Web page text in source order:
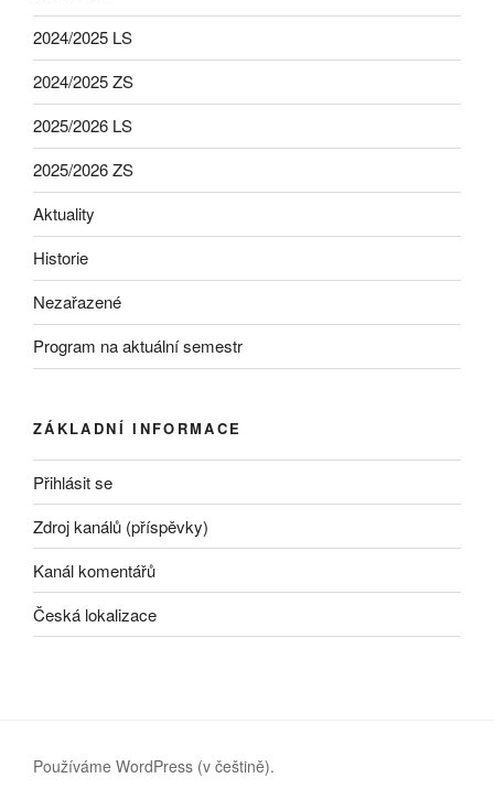
2024/2025 LS
2024/2025 ZS
2025/2026 LS
2025/2026 ZS
Aktuality
Historie
Nezařazené
Program na aktuální semestr
ZÁKLADNÍ INFORMACE
Přihlásit se
Zdroj kanálů (příspěvky)
Kanál komentářů
Česká lokalizace
Používáme WordPress (v češtině).